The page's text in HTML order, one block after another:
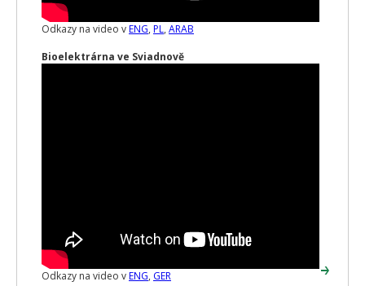
Odkazy na video vENG, PL, ARAB
Bioelektrárna ve Sviadnově
Odkazy na video vENG, GER